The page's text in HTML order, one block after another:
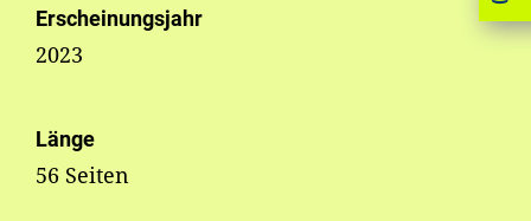
Erscheinungsjahr
2023
Länge
56 Seiten